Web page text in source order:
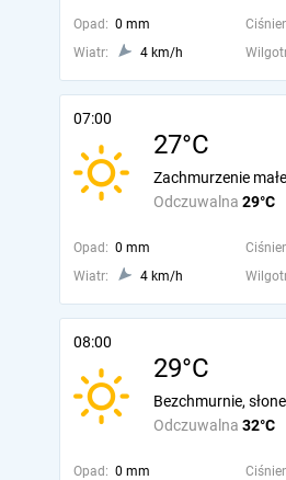
Opad: 0 mm
Wiatr:
4 km/h
07:00
27°C
Odczuwalna 29°C
Zachmurzenie
Opad: 0 mm
Wiatr:
4 km/h
08:00
29°C
Odczuwalna 32°C
Bezchmurnie,
Opad: 0 mm